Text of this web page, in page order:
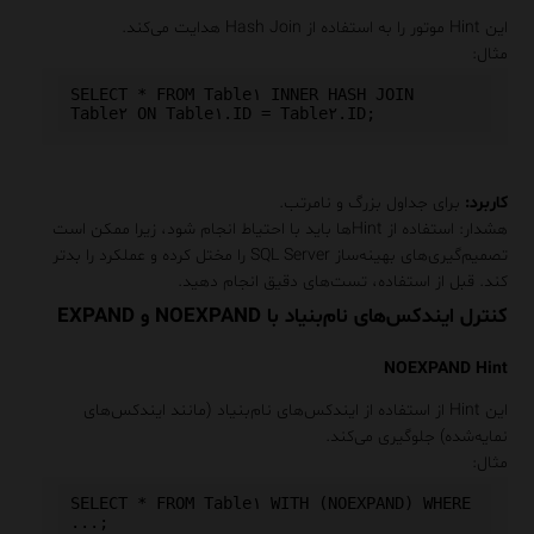
این Hint موتور را به استفاده از
Hash Join هدایت می‌کند.
مثال
SELECT * FROM Table۱ INNER HASH
JOIN
Table۲ ON Table۱ . ID = Table۲ . ID ;
کاربرد: برای جداول بزرگ و نامرتب.
هشدار
: استفاده از Hint‌ها باید با احتیاط انجام شود، زیرا ممکن است
تصمیم‌گیری‌های بهینه‌ساز SQL Server را مختل کرده و عملکرد را بدتر
کند. قبل از استفاده، تست‌های دقیق انجام دهید.
کنترل ایندکس‌های نام‌بنیاد با NOEXPAND و EXPAND
NOEXPAND Hint
این Hint از استفاده از ایندکس‌های نام‌بنیاد (مانند ایندکس‌های
نمایه‌شده) جلوگیری می‌کند.
مثال
SELECT * FROM Table۱ WITH (NOEXPAND )
WHERE
. . . ;